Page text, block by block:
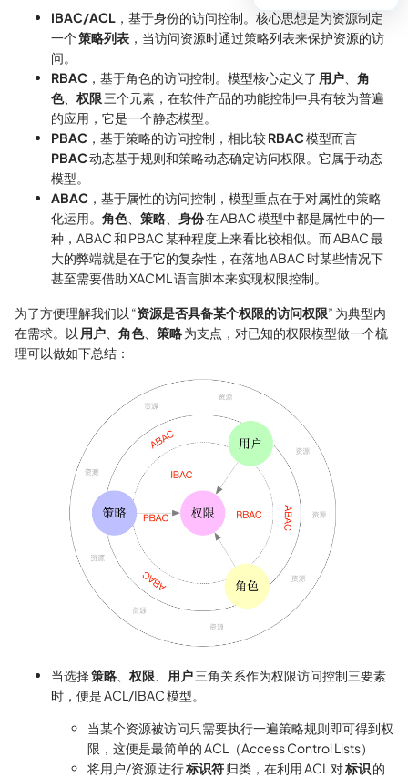
IBAC/ACL ，基于身份的访问控制。核心思想是为资源制定
一个策略列表 ，当访问资源时通过策略列表来保护资源的访
问。
RBAC ，基于角色的访问控制。模型核心定义了 用户
角
色、 权限 三个元素，在软件产品的功能控制中具有较为普遍
的应用，它是一个静态模型。
PBAC ，基于策略的访问控制，相比较RBAC模型而言
PBAC动态基于规则和策略动态确定访问权限。它属于动态
模型。
ABAC ，基于属性的访问控制，模型重点在于对属性的策略
化运用。 角色、 策略 身份在 ABAC 模型中都是属性中的一
种，ABAC 和 PBAC 某种程度上来看比较相似。而 ABAC 最
大的弊端就是在于它的复杂性，在落地 ABAC 时某些情况下
甚至需要借助 XACML 语言脚本来实现权限控制。
为了方便理解我们以 “资源是否具备某个权限的访问权限” 为典型内
在需求。以 用户 角色、 策略为支点，对已知的权限模型做一个梳
理可以做如下总结：
当选择策略 权限 用户三角关系作为权限访问控制三要素
时，便是 ACL/IBAC 模型。
当某个资源被访问只需要执行一遍策略规则即可得到权
限，这便是最简单的 ACL（Access Control Lists）
将用户/资源 进行标识符归类，在利用 ACL 对标识 的